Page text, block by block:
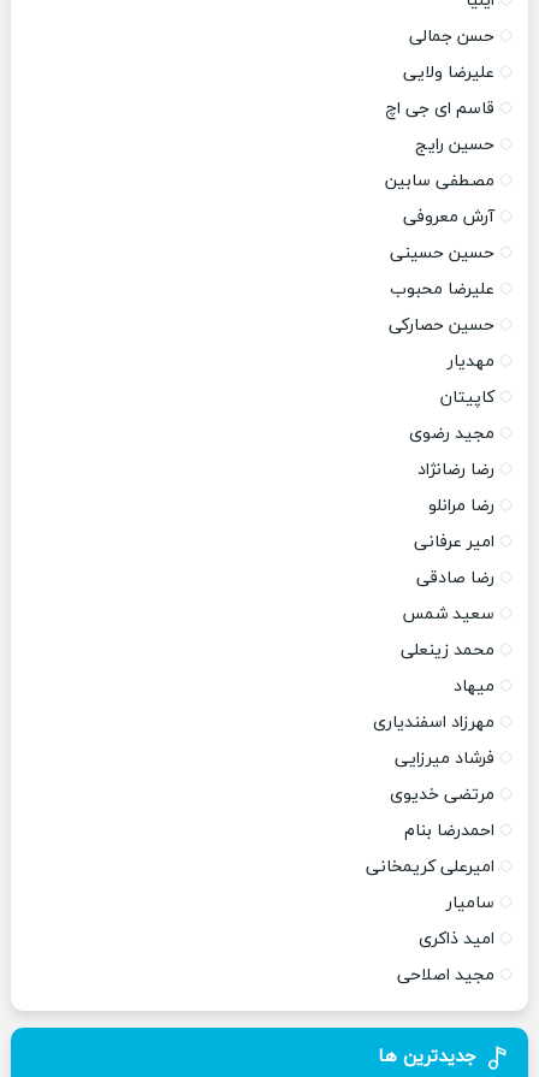
حسن جمالی
علیرضا ولایی
قاسم ای جی اچ
حسین رایج
مصطفی سابین
آرش معروفی
حسین حسینی
علیرضا محبوب
حسین حصارکی
مهدیار
کاپیتان
مجید رضوی
رضا رضانژاد
رضا مرانلو
امیر عرفانی
رضا صادقی
سعید شمس
محمد زینعلی
میهاد
مهرزاد اسفندیاری
فرشاد میرزایی
مرتضی خدیوی
احمدرضا بنام
امیرعلی کریمخانی
سامیار
امید ذاکری
مجید اصلاحی
جدیدترین ها